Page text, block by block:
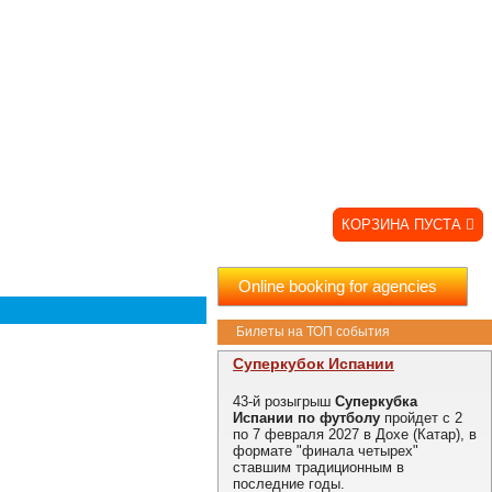
КОРЗИНА ПУСТА
Online booking for agenciesㅤ
Билеты на ТОП события
Суперкубок Испании
43-й розыгрыш Суперкубка
Испании по футболу пройдет с 2
по 7 февраля 2027 в Дохе (Катар), в
формате "финала четырех"
ставшим традиционным в
последние годы.